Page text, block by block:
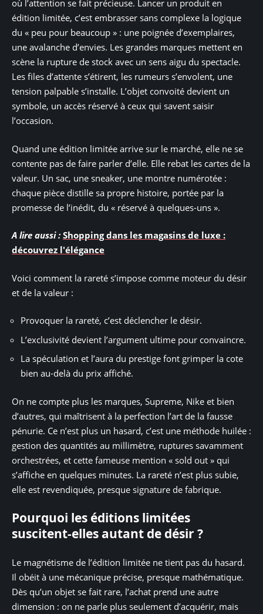
où l’attention se fait précieuse. Lancer un produit en
édition limitée, c’est embrasser sans complexe la logique
du « peu pour beaucoup » : une poignée d’exemplaires,
une avalanche d’envies. Les grandes marques mettent en
scène la rupture de stock avec un sens aigu du spectacle.
Les files d’attente s’étirent, les rumeurs s’envolent, une
tension palpable s’installe. L’objet convoité devient un
symbole, un accès réservé à ceux qui savent saisir
l’occasion.
Quand une édition limitée arrive sur le marché, elle ne se
contente pas de faire parler d’elle. Elle rebat les cartes de la
valeur. Un sac, une sneaker, une montre numérotée :
chaque pièce distille sa propre histoire, portée par la
promesse de l’inédit, du « réservé à quelques-uns ».
A lire aussi : Shopping dans les magasins de luxe :
découvrez l'élégance
Voici comment la rareté s’impose comme moteur du désir
et de la valeur :
Provoquer la rareté, c’est déclencher le désir.
L’exclusivité devient l’argument ultime pour convaincre.
La spéculation et l’aura du prestige font grimper la cote
bien au-delà du prix affiché.
On ne compte plus les marques, Supreme, Nike et bien
d’autres, qui maîtrisent à la perfection l’art de la fausse
pénurie. Ce n’est plus un hasard, c’est une méthode huilée :
gestion des quantités au millimètre, ruptures savamment
orchestrées, et cette fameuse mention « sold out » qui
s’affiche en quelques minutes. La rareté n’est plus subie,
elle est revendiquée, presque signature de fabrique.
Pourquoi les éditions limitées
suscitent-elles autant de désir ?
Le magnétisme de l’édition limitée ne tient pas du hasard.
Il obéit à une mécanique précise, presque mathématique.
Dès qu’un objet se fait rare, l’achat prend une autre
dimension : on ne parle plus seulement d’acquérir, mais